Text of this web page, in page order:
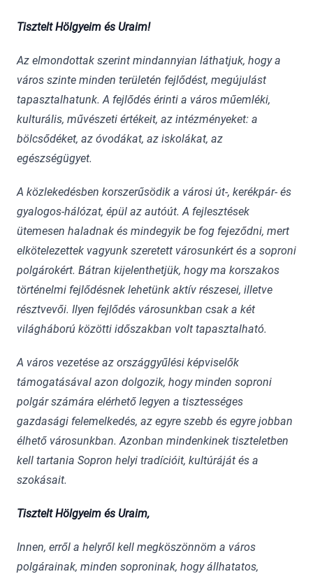
Tisztelt Hölgyeim és Uraim!
Az elmondottak szerint mindannyian láthatjuk, hogy a
város szinte minden területén fejlődést, megújulást
tapasztalhatunk. A fejlődés érinti a város műemléki,
kulturális, művészeti értékeit, az intézményeket: a
bölcsődéket, az óvodákat, az iskolákat, az
egészségügyet.
A közlekedésben korszerűsödik a városi út-, kerékpár- és
gyalogos-hálózat, épül az autóút. A fejlesztések
ütemesen haladnak és mindegyik be fog fejeződni, mert
elkötelezettek vagyunk szeretett városunkért és a soproni
polgárokért. Bátran kijelenthetjük, hogy ma korszakos
történelmi fejlődésnek lehetünk aktív részesei, illetve
résztvevői. Ilyen fejlődés városunkban csak a két
világháború közötti időszakban volt tapasztalható.
A város vezetése az országgyűlési képviselők
támogatásával azon dolgozik, hogy minden soproni
polgár számára elérhető legyen a tisztességes
gazdasági felemelkedés, az egyre szebb és egyre jobban
élhető városunkban. Azonban mindenkinek tiszteletben
kell tartania Sopron helyi tradícióit, kultúráját és a
szokásait.
Tisztelt Hölgyeim és Uraim,
Innen, erről a helyről kell megköszönnöm a város
polgárainak, minden soproninak, hogy állhatatos,